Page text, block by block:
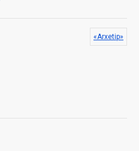
«Arxetip»